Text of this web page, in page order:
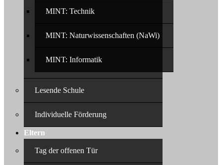
MINT: Technik
MINT: Naturwissenschaften (NaWi)
MINT: Informatik
Lesende Schule
Individuelle Förderung
Eltern
Tag der offenen Tür